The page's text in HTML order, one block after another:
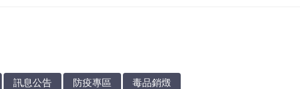
訊息公告 防疫專區 毒品銷燬